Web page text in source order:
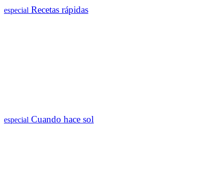
especial Recetas rápidas
especial Cuando hace sol